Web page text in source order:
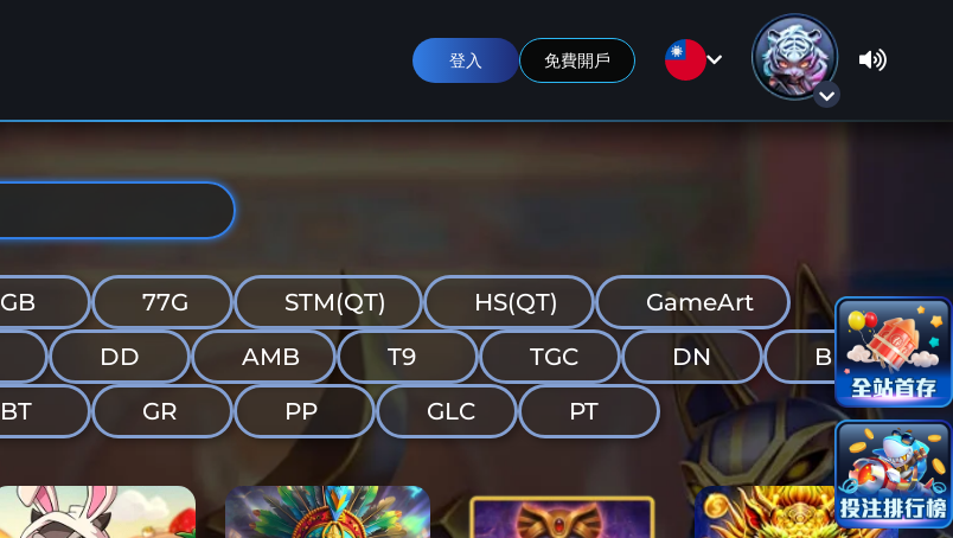
登入 免費開戶
GB 77G STM(QT) HS(QT)
GameArt
DD AMB T9 TGC DN
BNG
BT GR PP GLC PT